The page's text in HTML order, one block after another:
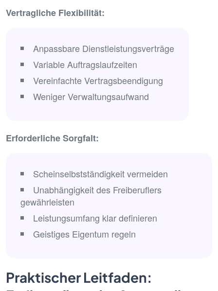
Vertragliche Flexibilität:
Anpassbare Dienstleistungsverträge
Variable Auftragslaufzeiten
Vereinfachte Vertragsbeendigung
Weniger Verwaltungsaufwand
Erforderliche Sorgfalt:
Scheinselbstständigkeit vermeiden
Unabhängigkeit des Freiberuflers
gewährleisten
Leistungsumfang klar definieren
Geistiges Eigentum regeln
Praktischer Leitfaden: